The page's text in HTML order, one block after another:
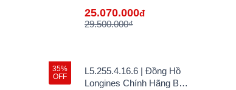
Lẻ Tại VN
25.070.000đ
29.500.000₫
35%
OFF
L5.255.4.16.6 | Đồng Hồ
Longines Chính Hãng Bán